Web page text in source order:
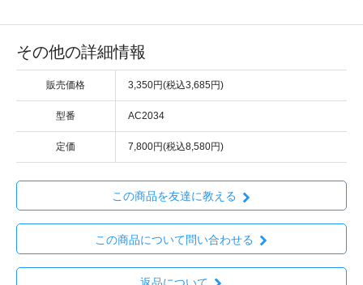
その他の詳細情報
販売価格 3,350円(税込3,685円)
型番 AC2034
定価 7,800円(税込8,580円)
この商品を友達に教える
この商品について問い合わせる